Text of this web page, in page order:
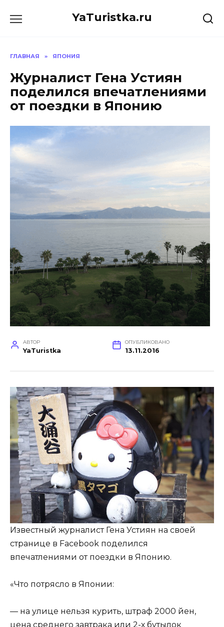
YaTuristka.ru
ГЛАВНАЯ » ЯПОНИЯ
Журналист Гена Устиян
поделился впечатлениями
от поездки в Японию
АВТОР
YaTuristka
ОПУБЛИКОВАНО
13.11.2016
Известный журналист Гена Устиян на своей
странице в Facebook поделился
впечатлениями от поездки в Японию.
«Что потрясло в Японии:
— на улице нельзя курить, штраф 2000 йен,
цена среднего завтрака или 2-х бутылок